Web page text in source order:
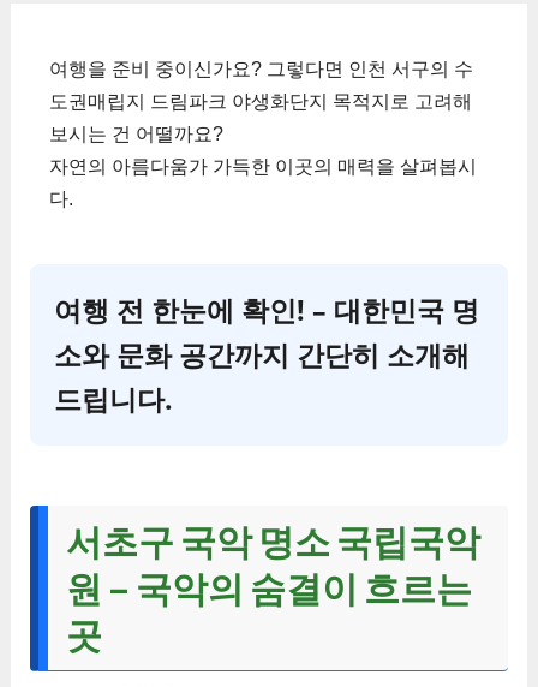
여행을 준비 중이신가요? 그렇다면 인천 서구의 수
도권매립지 드림파크 야생화단지 목적지로 고려해
보시는 건 어떨까요?
자연의 아름다움가 가득한 이곳의 매력을 살펴봅시
다.
여행 전 한눈에 확인! – 대한민국 명
소와 문화 공간까지 간단히 소개해
드립니다.
서초구 국악 명소 국립국악
원 – 국악의 숨결이 흐르는
곳